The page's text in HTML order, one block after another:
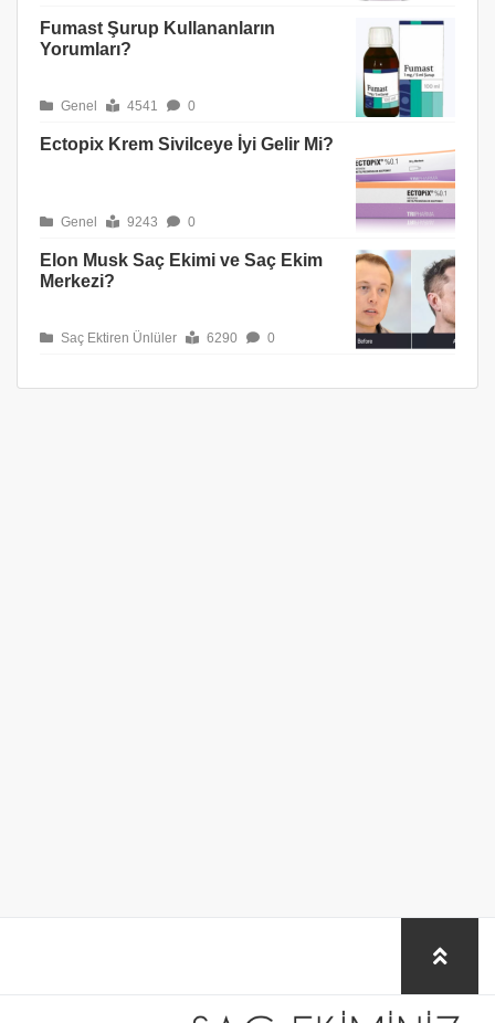
Fumast Şurup Kullananların
Yorumları?
Genel 4541 0
Ectopix Krem Sivilceye İyi Gelir Mi?
Genel 9243 0
Elon Musk Saç Ekimi ve Saç Ekim
Merkezi?
Saç Ektiren Ünlüler 6290 0